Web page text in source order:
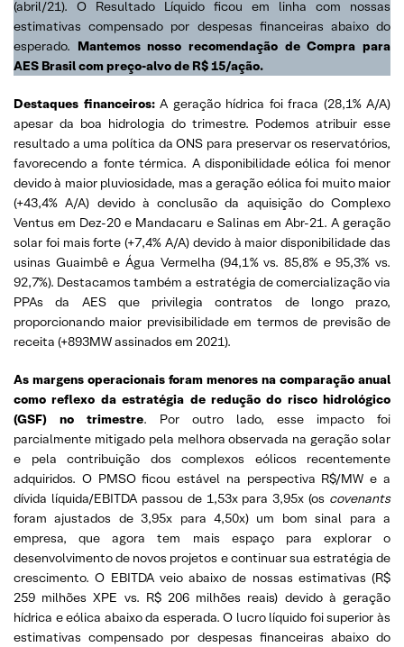
(abril/21). O Resultado Líquido ficou em linha com nossas
estimativas compensado por despesas financeiras abaixo do
esperado. Mantemos nosso recomendação de Compra para
AES Brasil com preço-alvo de R$ 15/ação.
Destaques financeiros:A geração hídrica foi fraca (28,1% A/A)
apesar da boa hidrologia do trimestre. Podemos atribuir esse
resultado a uma política da ONS para preservar os reservatórios,
favorecendo a fonte térmica. A disponibilidade eólica foi menor
devido à maior pluviosidade, mas a geração eólica foi muito maior
(+43,4% A/A) devido à conclusão da aquisição do Complexo
Ventus em Dez-20 e Mandacaru e Salinas em Abr-21. A geração
solar foi mais forte (+7,4% A/A) devido à maior disponibilidade das
usinas Guaimbê e Água Vermelha (94,1% vs. 85,8% e 95,3% vs.
92,7%). Destacamos também a estratégia de comercialização via
PPAs da AES que privilegia contratos de longo prazo,
proporcionando maior previsibilidade em termos de previsão de
receita (+893MW assinados em 2021).
As margens operacionais foram menores na comparação anual
como reflexo da estratégia de redução do risco hidrológico
(GSF) no trimestre. Por outro lado, esse impacto foi
parcialmente mitigado pela melhora observada na geração solar
e pela contribuição dos complexos eólicos recentemente
adquiridos. O PMSO ficou estável na perspectiva R$/MW e a
dívida líquida/EBITDA passou de 1,53x para 3,95x (os covenants
foram ajustados de 3,95x para 4,50x) um bom sinal para a
empresa, que agora tem mais espaço para explorar o
desenvolvimento de novos projetos e continuar sua estratégia de
crescimento. O EBITDA veio abaixo de nossas estimativas (R$
259 milhões XPE vs. R$ 206 milhões reais) devido à geração
hídrica e eólica abaixo da esperada. O lucro líquido foi superior às
estimativas compensado por despesas financeiras abaixo do